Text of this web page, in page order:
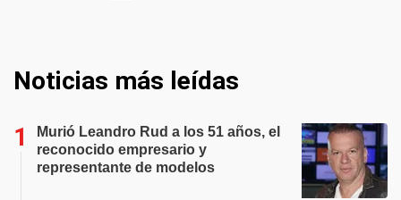
Noticias más leídas
Murió Leandro Rud a los 51 años, el
reconocido empresario y
representante de modelos